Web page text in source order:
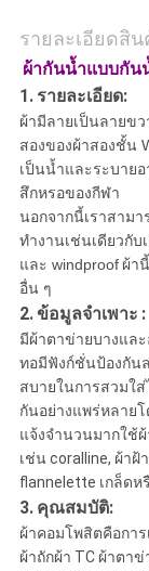
รายละเอียดสิน
ผ้ากันน้ำแบบกัน
1. รายละเอียด:
ผ้ามีลายเป็นลายขว
สองของผ้าสองชั้น
เป็นน้ำและระบายอ
สึกหรอของกีฬา
นอกจากนี้เราสาม
ทำงานเช่นเดียวกับ
และ windproof ผ้า
อื่น ๆ
2.ข้อมูลจำเพาะ :
มีผ้าตาข่ายบางแล
ทอมีฟังก์ชั่นป้องกัน
สบายในการสวมใ
กันอย่างแพร่หลายโ
แจ้งจำนวนมากใช้
เช่น coralline, ผ้าฝ้
flannelette เกล็ดห
3. คุณสมบัติ:
ผ้าคอมโพสิตคือกา
ผ้าถักผ้า TC ผ้าตา